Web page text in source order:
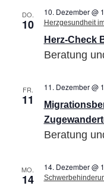
DO.
10
Herz-Check
10. Dezember @
Herzgesundheit
Beratung
FR.
11
11. Dezember @
Beratung
MO.
14
14. Dezember @